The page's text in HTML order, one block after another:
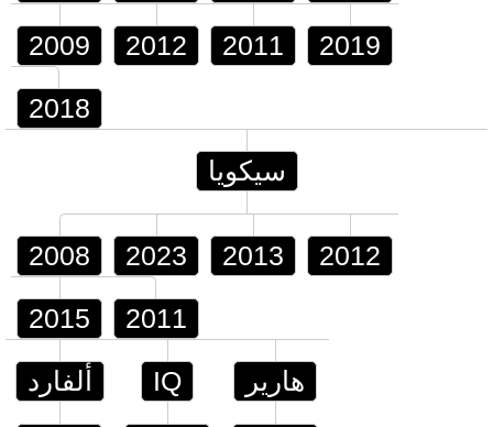
2009 2012 2011 2019
2018
سيكويا
2008 2023 2013 2012
2015 2011
ألفارد IQ هارير